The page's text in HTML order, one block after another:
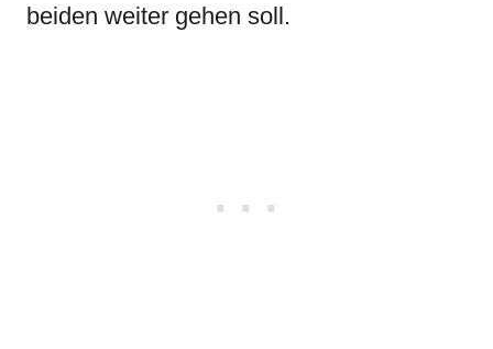
beiden weiter gehen soll.